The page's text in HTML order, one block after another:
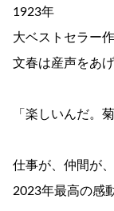
1923年
大ベストセラー
文春は産声をあ
「楽しいんだ。
仕事が、仲間が
2023年最高の感